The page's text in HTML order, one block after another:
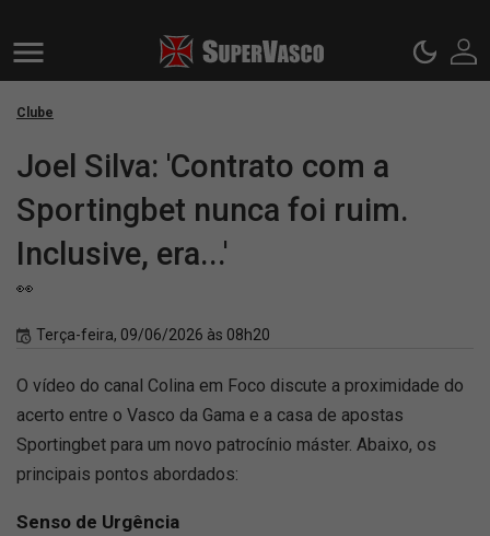
Clube
Joel Silva: 'Contrato com a
Sportingbet nunca foi ruim.
Inclusive, era...'
👀
Terça-feira, 09/06/2026 às 08h20
O vídeo do canal Colina em Foco discute a proximidade do
acerto entre o Vasco da Gama e a casa de apostas
Sportingbet para um novo patrocínio máster. Abaixo, os
principais pontos abordados:
Senso de Urgência